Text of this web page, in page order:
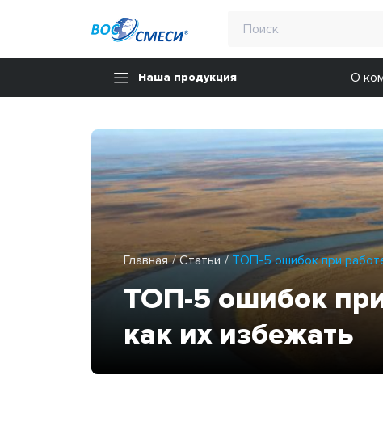
Наша продукция О
Главная Статьи ТОП-5 ошибок при
ТОП-5 ошибок
как их избежать